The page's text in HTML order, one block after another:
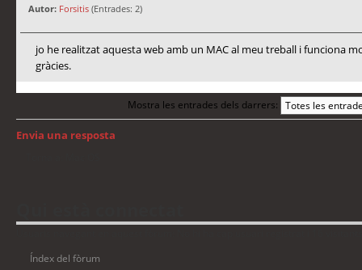
Autor: Forsitis (Entrades: 2)
jo he realitzat aquesta web amb un MAC al meu treball i funciona
gràcies.
Mostra les entrades dels darrers:
Envia una resposta
Índex del fòrum